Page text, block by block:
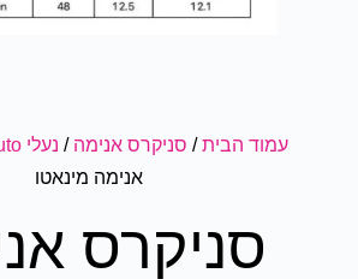
עמוד הבית/ סניקרס אנימה / נעלי Naruto
אנימה מינאטו
סניקרס